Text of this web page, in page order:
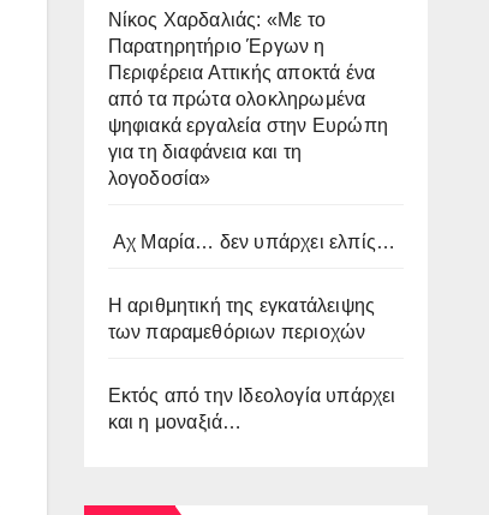
Νίκος Χαρδαλιάς: «Με το
Παρατηρητήριο Έργων η
Περιφέρεια Αττικής αποκτά ένα
από τα πρώτα ολοκληρωμένα
ψηφιακά εργαλεία στην Ευρώπη
για τη διαφάνεια και τη
λογοδοσία»
Αχ Μαρία… δεν υπάρχει ελπίς…
Η αριθμητική της εγκατάλειψης
των παραμεθόριων περιοχών
Εκτός από την Ιδεολογία υπάρχει
και η μοναξιά…